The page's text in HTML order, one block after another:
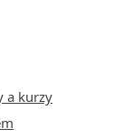
a kurzy